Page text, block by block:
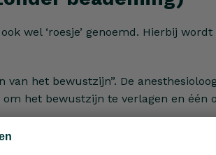
wel ‘roesje’ genoemd. Hierbij
het bewustzijn”. De
om het bewustzijn te verlagen en
operatie nuchter zijn.